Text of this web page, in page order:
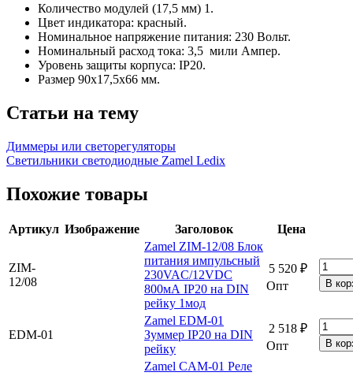
Количество модулей (17,5 мм) 1.
Цвет индикатора: красный.
Номинальное напряжение питания: 230 Вольт.
Номинальный расход тока: 3,5 мили Ампер.
Уровень защиты корпуса: IP20.
Размер 90x17,5x66 мм.
Статьи на тему
Диммеры или светорегуляторы
Светильники светодиодные Zamel Ledix
Похожие товары
Артикул Изображение Заголовок Цена
ZIM-
12/08
Zamel ZIM-12/08 Блок
питания импульсный
230VAC/12VDC
800мА IP20 на DIN
рейку 1мод
5 520 ₽
Опт
EDM-01
Zamel EDM-01
Зуммер IP20 на DIN
рейку
2 518 ₽
Опт
Zamel CAM-01 Реле